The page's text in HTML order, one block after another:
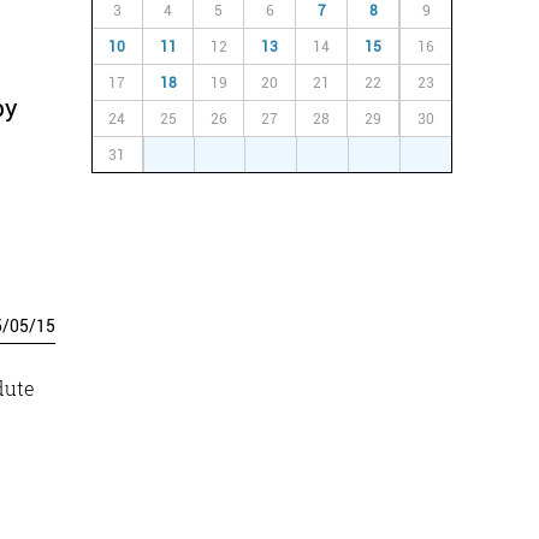
/05/15
3 4 5 6 7 8 9
10 11 12 13 14 15 16
17 18 19 20 21 22 23
24 25 26 27 28 29 30
31